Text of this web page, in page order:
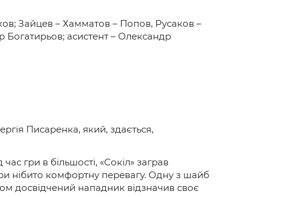
Зайцев – Хамматов – Попов, Русаков –
асистент – Олександр
Писаренка, який, здається,
гри в більшості, «Сокіл» заграв
нібито комфортну перевагу. Одну з шайб
досвідчений нападник відзначив своє